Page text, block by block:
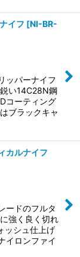
イフ [NI-BR-
ッパーナイフ
い14C28N鋼
コーティング
ブラックキャ
カルナイフ
ードのフルタ
強く良く切れ
ッシュ仕上げ
イロンファイ